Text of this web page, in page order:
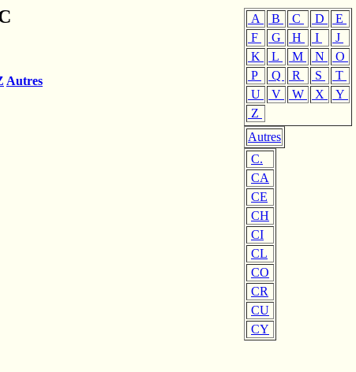
A B C D
E
F
G H I
J
K
L M N
O
P
Q R S
T
U
V W X
Y
Z
Autres
C.
CA
CE
CH
CI
CL
CO
CR
CU
CY
Autres